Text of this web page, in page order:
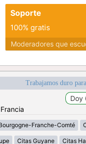
Soporte
100% gratis
Moderadores que
Trabajamos duro
Franche-Comté
Citas Guyane Citas